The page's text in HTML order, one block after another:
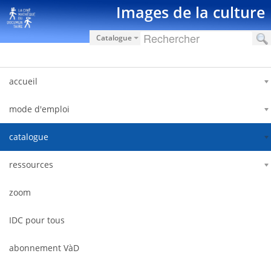
Saut au contenu Images de la culture
Catalogue
accueil
mode d'emploi
catalogue
ressources
zoom
IDC pour tous
abonnement VàD